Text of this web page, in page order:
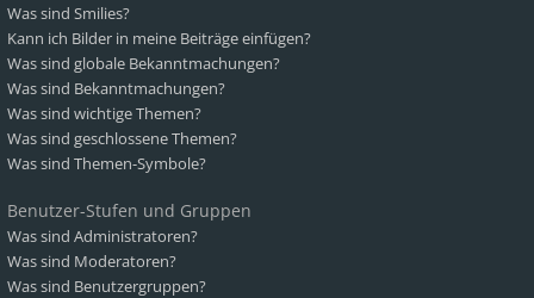
Was sind Smilies?
Kann ich Bilder in meine Beiträge einfügen?
Was sind globale Bekanntmachungen?
Was sind Bekanntmachungen?
Was sind wichtige Themen?
Was sind geschlossene Themen?
Was sind Themen-Symbole?
Benutzer-Stufen und Gruppen
Was sind Administratoren?
Was sind Moderatoren?
Was sind Benutzergruppen?